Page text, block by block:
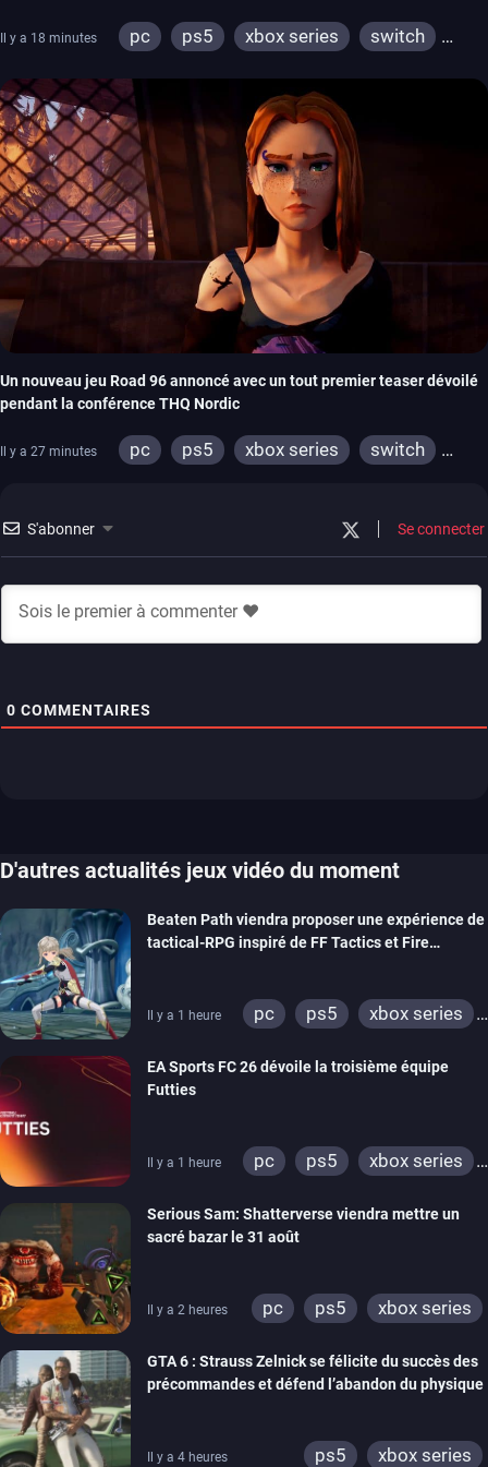
Il y a 18 minutes pc ps5 xbox series
switch
Un nouveau jeu Road 96 annoncé avec un tout premier teaser dévoilé
pendant la conférence THQ Nordic
Il y a 27 minutes pc ps5 xbox series
switch
S'abonner Se connecter
0 COMMENTAIRES
D'autres actualités jeux vidéo du moment
Beaten Path viendra proposer une expérience de
tactical-RPG inspiré de FF Tactics et Fire
Il y a 1 heure pc ps5
xbox series
EA Sports FC 26 dévoile la troisième équipe
Futties
Il y a 1 heure pc ps5
xbox series
xbox one
switch 2
Serious Sam: Shatterverse viendra mettre un
sacré bazar le 31 août
Il y a 2 heures pc ps5 xbox series
GTA 6 : Strauss Zelnick se félicite du succès des
précommandes et défend l’abandon du physique
Il y a 4 heures ps5 xbox series